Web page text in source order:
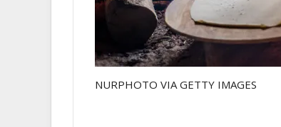
NURPHOTO VIA GETTY IMAGES